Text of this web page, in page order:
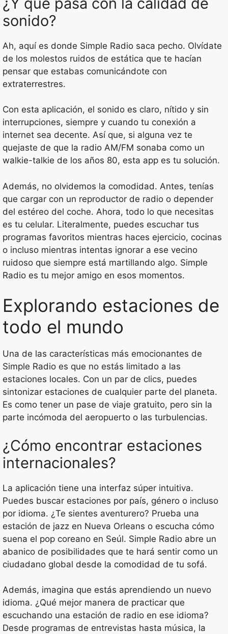
sonido?
Ah, aquí es donde Simple Radio saca pecho. Olvídate
de los molestos ruidos de estática que te hacían
pensar que estabas comunicándote con
extraterrestres.
Con esta aplicación, el sonido es claro, nítido y sin
interrupciones, siempre y cuando tu conexión a
internet sea decente. Así que, si alguna vez te
quejaste de que la radio AM/FM sonaba como un
walkie-talkie de los años 80, esta app es tu solución.
Además, no olvidemos la comodidad. Antes, tenías
que cargar con un reproductor de radio o depender
del estéreo del coche. Ahora, todo lo que necesitas
es tu celular. Literalmente, puedes escuchar tus
programas favoritos mientras haces ejercicio, cocinas
o incluso mientras intentas ignorar a ese vecino
ruidoso que siempre está martillando algo. Simple
Radio es tu mejor amigo en esos momentos.
Explorando estaciones de
todo el mundo
Una de las características más emocionantes de
Simple Radio es que no estás limitado a las
estaciones locales. Con un par de clics, puedes
sintonizar estaciones de cualquier parte del planeta.
Es como tener un pase de viaje gratuito, pero sin la
parte incómoda del aeropuerto o las turbulencias.
¿Cómo encontrar estaciones
internacionales?
La aplicación tiene una interfaz súper intuitiva.
Puedes buscar estaciones por país, género o incluso
por idioma. ¿Te sientes aventurero? Prueba una
estación de jazz en Nueva Orleans o escucha cómo
suena el pop coreano en Seúl. Simple Radio abre un
abanico de posibilidades que te hará sentir como un
ciudadano global desde la comodidad de tu sofá.
Además, imagina que estás aprendiendo un nuevo
idioma. ¿Qué mejor manera de practicar que
escuchando una estación de radio en ese idioma?
Desde programas de entrevistas hasta música, la